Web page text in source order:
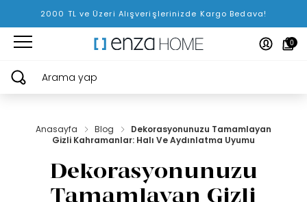
2000 TL ve Üzeri Alışverişlerinizde Kargo Bedava!
0
Arama yap
Anasayfa Blog
Dekorasyonunuzu Tamamlayan
Gizli Kahramanlar: Halı Ve Aydınlatma Uyumu
Dekorasyonunuzu
Tamamlayan Gizli